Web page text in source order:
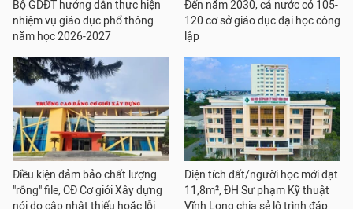
Bộ GDĐT hướng dẫn thực hiện
nhiệm vụ giáo dục phổ thông
năm học 2026-2027
Đến năm 2030, cả nước có 105-
120 cơ sở giáo dục đại học công
lập
Điều kiện đảm bảo chất lượng
"rỗng" file, CĐ Cơ giới Xây dựng
Diện tích đất/người học mới đạt
11,8m², ĐH Sư phạm Kỹ thuật